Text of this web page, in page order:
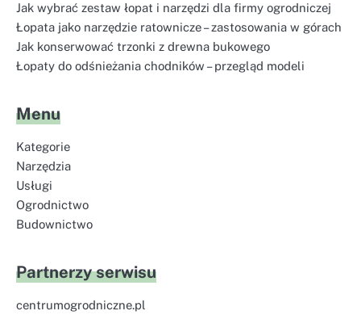
Jak wybrać zestaw łopat i narzędzi dla firmy ogrodniczej
Łopata jako narzędzie ratownicze – zastosowania w górach
Jak konserwować trzonki z drewna bukowego
Łopaty do odśnieżania chodników – przegląd modeli
Menu
Kategorie
Narzędzia
Usługi
Ogrodnictwo
Budownictwo
Partnerzy serwisu
centrumogrodniczne.pl